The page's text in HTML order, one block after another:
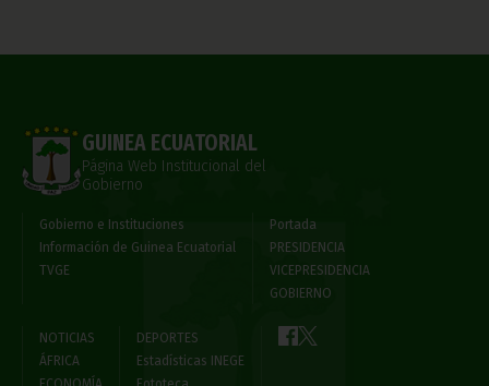
GUINEA ECUATORIAL
Página Web Institucional del
Gobierno
Gobierno e Instituciones
Información de Guinea Ecuatorial
TVGE
Portada
PRESIDENCIA
VICEPRESIDENCIA
GOBIERNO
NOTICIAS
ÁFRICA
DEPORTES
Estadísticas INEGE